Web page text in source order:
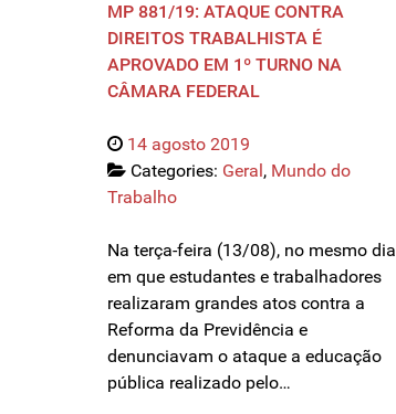
MP 881/19: ATAQUE CONTRA
DIREITOS TRABALHISTA É
APROVADO EM 1º TURNO NA
CÂMARA FEDERAL
14 agosto 2019
Categories: Geral , Mundo do
Trabalho
Na terça-feira (13/08), no mesmo dia
em que estudantes e trabalhadores
realizaram grandes atos contra a
Reforma da Previdência e
denunciavam o ataque a educação
pública realizado pelo…